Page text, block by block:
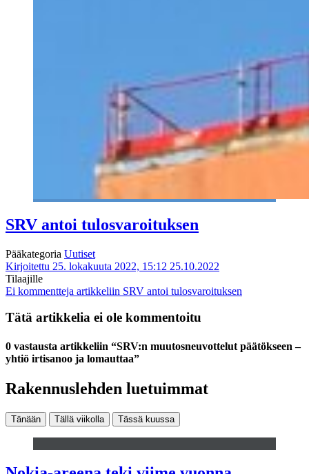
SRV antoi tulosvaroituksen
Pääkategoria Uutiset
Kirjoitettu 25. lokakuuta 2022, 15:12 25.10.2022
Tilaajille
Ei kommentteja artikkeliin SRV antoi tulosvaroituksen
Tätä artikkelia ei ole kommentoitu
0 vastausta artikkeliin “SRV:n muutosneuvottelut päätökseen –
yhtiö irtisanoo ja lomauttaa”
Rakennuslehden luetuimmat
Tänään Tällä viikolla Tässä kuussa